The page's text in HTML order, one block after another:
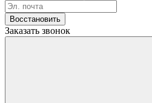
Восстановить
Заказать звонок